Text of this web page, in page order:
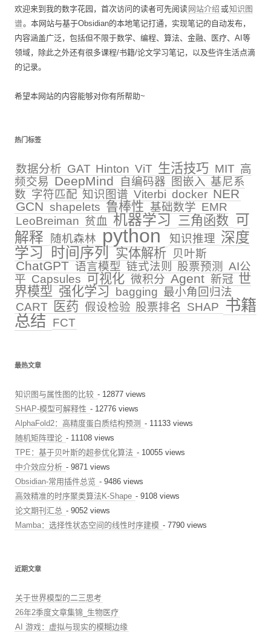
欢迎来到我的数字花园，首次访问的读者可先阅读 网站介绍 或知识图
谱。本网站与基于Obsidian的本地笔记打通，实现笔记的自动发布，
内容涵盖广泛，包括但不限于数学、编程、算法、金融、医疗、AI等
领域，除此之外还有很多课程/书籍/论文学习笔记，以及些许生活点滴
的记录。
希望本网站的内容能够对你有所帮助~
热门标签
数据分析 GAT Hinton ViT 生活技巧 MIT 高
频交易 DeepMind 自编码器 图嵌入 基尼系
数 字符匹配 知识图谱 Viterbi docker NER
GCN shapelets 鲁棒性 基础数学 EMR
LeoBreiman 贫血 机器学习 三角函数 可
解释
随机森林 python 知识推理 深度
学习
时间序列 实体解析 贝叶斯
ChatGPT 语言模型 链式法则 股票预测
AI公
平 Capsules 可视化 微积分 Agent 新冠 世
界模型 强化学习 bagging 最小角回归法
CART
医药 假设检验 股票排名 SHAP 书籍
总结
FCT
最热文章
知识图与属性图的比较 - 12877 views
SHAP-模型可解释性 - 12776 views
AlphaFold2：高精度蛋白质结构预测 - 11133 views
随机矩阵理论 - 11108 views
TPE：基于贝叶斯的超参优化算法 - 10055 views
中介效应分析 - 9871 views
Obsidian-常用插件总览 - 9486 views
高效精准的时序聚类算法K-Shape - 9108 views
论文期刊汇总 - 9052 views
Mamba：选择性状态空间的线性时序建模 - 7790 views
近期文章
关于世界模型的二三思考
26年2季度文章集锦_生物医疗
AI 游戏：虚拟与现实的模糊边缘